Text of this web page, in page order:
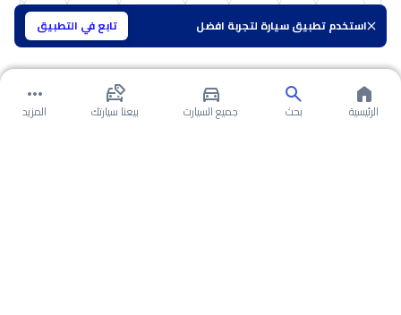
استخدم تطبيق سيارة لتجربة افضل تابع في التطبيق
هافال GAC
الرئيسية بحث جميع السيارت بيعنا سيارتك المزيد